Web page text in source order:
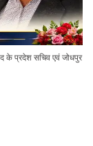
के प्रदेश सचिव एवं जोधपुर